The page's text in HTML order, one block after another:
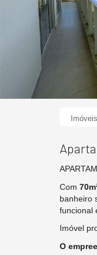
Com
banheiro
funcional
Imóvel
O